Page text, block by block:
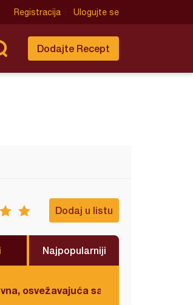
Registracija Ulogujte se
Dodajte Recept
Dodaj u listu
Najpopularniji
osvežavajuća salata